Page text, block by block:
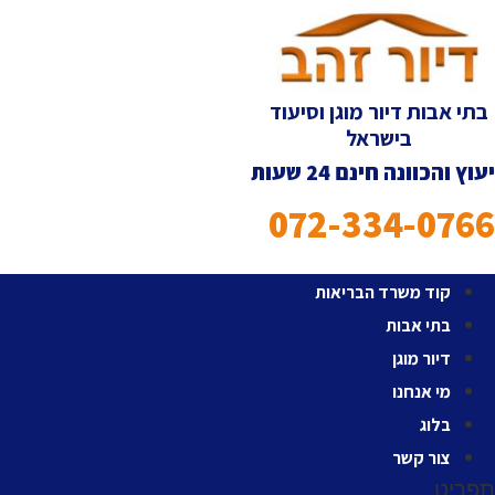
לתוכן
בתי אבות דיור מוגן וסיעוד
בישראל
יעוץ והכוונה חינם 24 שעות
072-334-0766
קוד משרד הבריאות
בתי אבות
דיור מוגן
מי אנחנו
בלוג
צור קשר
תפריט